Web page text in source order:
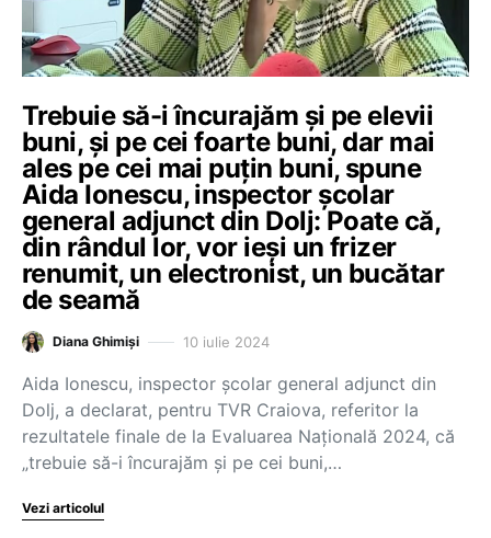
Trebuie să-i încurajăm și pe elevii
buni, și pe cei foarte buni, dar mai
ales pe cei mai puțin buni, spune
Aida Ionescu, inspector școlar
general adjunct din Dolj: Poate că,
din rândul lor, vor ieși un frizer
renumit, un electronist, un bucătar
de seamă
Diana Ghimiși 10 iulie 2024
Aida Ionescu, inspector școlar general adjunct din
Dolj, a declarat, pentru TVR Craiova, referitor la
rezultatele finale de la Evaluarea Națională 2024, că
„trebuie să-i încurajăm și pe cei buni,…
Vezi articolul